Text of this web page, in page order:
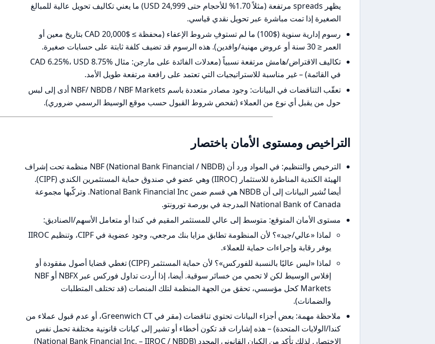
يظهر spreads مرتفعة (مثلاً 1.70% للأحجام حتى 24,999 USD) ما يعني تكاليف تحويل عالية للمبالغ
الصغيرة إذا تمت مباشرة عبر تحويل نقدي قياسي.
رسوم إدارية سنوية ($100) ما لم تستوفِ شروط الإعفاء (محفظة ≥ $20,000 CAD بتاريخ معين أو
العمر ≤ 30 سنة أو عروض مهنية/وافدين). هذه الرسوم قد تضيف كلفة ثابتة على حسابات صغيرة.
تكاليف الاقتراض/هامش مرتفعة نسبياً (معدلات الفائدة على مارجن: مثال CAD 6.25%، USD 8.75%
في القائمة) – غير مناسبة للاستراتيجيات التي تعتمد على رافعة مرتفعة طويل الأمد.
تعقّب التناقضات في البيانات: وجود مصادر متعددة باسم NBF/ NBDB / NBF Markets أدى إلى لبس
حول من يقبل أي نوع من العملاء (تفحص شروط القبول حسب موقع الوسيط الرسمي ضروري).
التراخيص ومستوى الأمان باختصار
الترخيص والتنظيم: في المواد ورد أن NBF (National Bank Financial / NBDB) منظمة تحت إشراف
الهيئة الكندية المناظرة للاستثمار (IIROC) وهي عضو في صندوق حماية المستثمرين الكندي (CIPF).
أيضا تُشير البيانات إلى أن NBDB هي قسم ضمن National Bank Financial Inc. وتركّبها مجموعة
National Bank of Canada المدرجة في بورصة تورونتو.
مستوى الأمان المتوقع: متوسط إلى عالي للمستثمر المقيم في كندا أو متعامل الأسهم/الصناديق:
لماذا «عالي/جيد»؟ لأن المنظومة تطابق مزايا بنك مرجعي، وجود عضوية في CIPF، وتنظيم IIROC
يوفر رقابة وإجراءات حماية للعملاء.
لماذا «ليس عاليًا بالنسبة للفوركس»؟ لأن حماية المستثمر (CIPF) تغطي قضايا أصول مفقودة أو
إفلاس الوسيط لكن لا تحمي من خسائر سوقية. أيضا، إذا أردت تداول فوركس عبر NBFX أو NBF
Markets كحل مؤسسي، تحقق من الجهة المنظمة لتلك المنصات (قد تختلف المتطلبات
والضمانات).
ملاحظة مهمة: بعض أجزاء البيانات تحتوي تناقضات (مقر في Greenwich CT، أو عدم قبول عملاء من
كندا/الولايات المتحدة) – هذه إشارات قد تكون أخطاء أو تشير إلى كيانات قانونية مختلفة تحمل نفس
الاختصار. لذلك تأكد من الكيان القانوني المحدد (National Bank Financial Inc. – IIROC / NBDB)